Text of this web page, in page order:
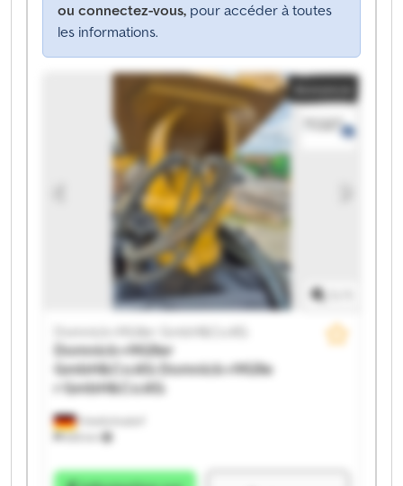
ou connectez-vous, pour accéder à toutes
les informations.
Annonce
Friedrichsdorf
655 km
Domnick+Müller GmbH&Co.KG
Domnick+Müller
GmbH&Co.KG Domnick+Mülle
r GmbH&Co.KG